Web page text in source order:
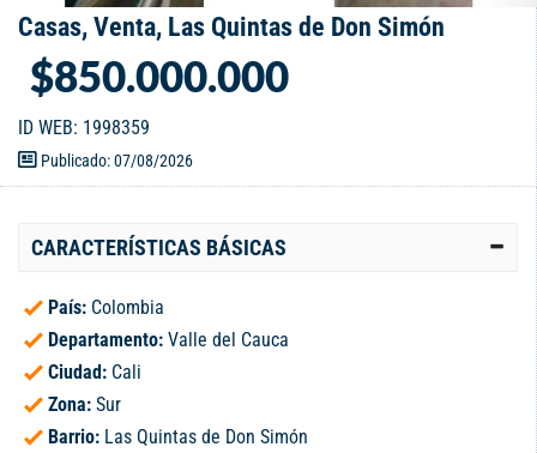
Casas, Venta, Las Quintas de Don Simón
$850.000.000
ID WEB: 1998359
Publicado: 07/08/2026
CARACTERÍSTICAS BÁSICAS
País: Colombia
Departamento: Valle del Cauca
Ciudad: Cali
Zona: Sur
Barrio: Las Quintas de Don Simón